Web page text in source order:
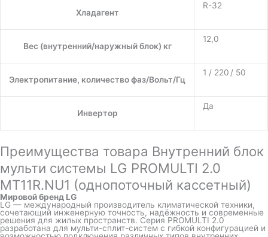
Хладагент
R-32
Вес (внутренний/наружный блок) кг
12,0
Электропитание, количество фаз/Вольт/Гц
1 / 220 / 50
Инвертор
Да
Преимущества товара Внутренний блок
мульти системы LG PROMULTI 2.0
MT11R.NU1 (однопоточный кассетный)
Мировой бренд LG
LG — международный производитель климатической техники,
сочетающий инженерную точность, надёжность и современные
решения для жилых пространств. Серия PROMULTI 2.0
разработана для мульти-сплит-систем с гибкой конфигурацией и